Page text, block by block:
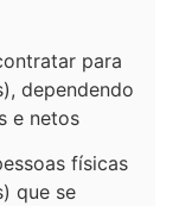
para
dependendo
e netos
físicas
que se